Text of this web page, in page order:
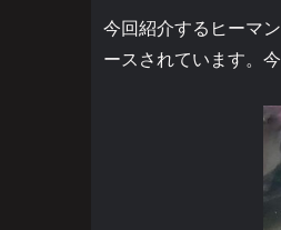
今回紹介するヒーマ
ースされています。